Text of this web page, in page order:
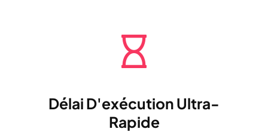
Délai D'exécution Ultra-
Rapide